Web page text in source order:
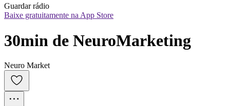
Guardar rádio
Baixe gratuitamente na App Store
30min de NeuroMarketing
Neuro Market